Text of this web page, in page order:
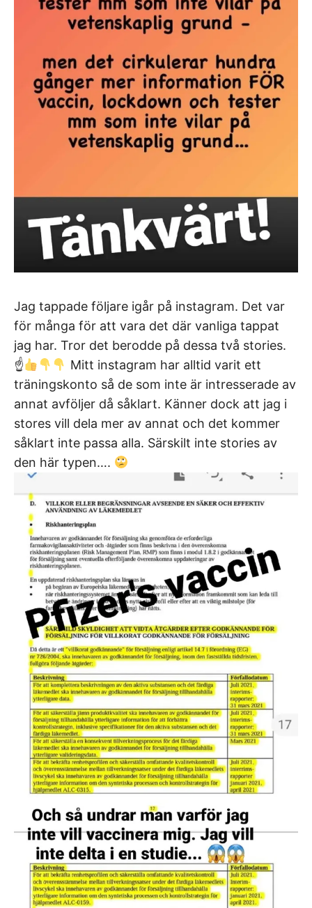
Jag tappade följare igår på instagram. Det var
för många för att vara det där vanliga tappat
jag har. Tror det berodde på dessa två stories.
☝
Mitt instagram har alltid varit ett
träningskonto så de som inte är intresserade av
annat avföljer då såklart. Känner dock att jag i
stores vill dela mer av annat och det kommer
såklart inte passa alla. Särskilt inte stories av
den här typen….